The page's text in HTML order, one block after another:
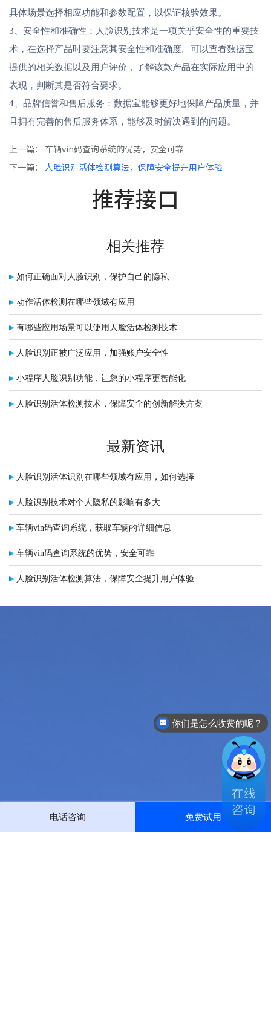
具体场景选择相应功能和参数配置，以保证核验效果。
3、安全性和准确性：人脸识别技术是一项关乎安全性的重要技
术，在选择产品时要注意其安全性和准确度。可以查看数据宝
提供的相关数据以及用户评价，了解该款产品在实际应用中的
表现，判断其是否符合要求。
4、品牌信誉和售后服务：数据宝能够更好地保障产品质量，并
且拥有完善的售后服务体系，能够及时解决遇到的问题。
上一篇：
车辆vin码查询系统的优势，安全可靠
下一篇：
人脸识别活体检测算法，保障安全提升用户体验
推荐接口
相关推荐
如何正确面对人脸识别，保护自己的隐私
动作活体检测在哪些领域有应用
有哪些应用场景可以使用人脸活体检测技术
人脸识别正被广泛应用，加强账户安全性
小程序人脸识别功能，让您的小程序更智能化
人脸识别活体检测技术，保障安全的创新解决方案
最新资讯
人脸识别活体识别在哪些领域有应用，如何选择
人脸识别技术对个人隐私的影响有多大
车辆vin码查询系统，获取车辆的详细信息
车辆vin码查询系统的优势，安全可靠
人脸识别活体检测算法，保障安全提升用户体验
电话咨询 免费试用
你们是怎么收费的呢？